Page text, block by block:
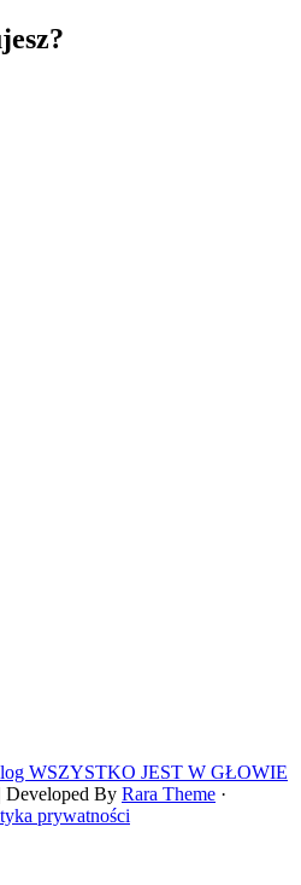
WSZYSTKO JEST W GŁOWIE
Developed By Rara Theme ·
prywatności